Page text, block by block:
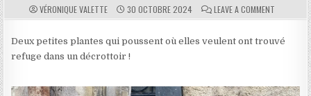
AUTHOR:
VÉRONIQUE VALETTE PUBLISHED DATE:
30 OCTOBRE 2024 COMMENTS:
LEAVE A COMMENT ON RUE
Deux petites plantes qui poussent où elles veulent ont trouvé
refuge dans un décrottoir !